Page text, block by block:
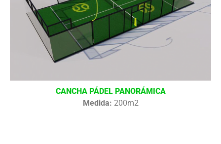
CANCHA PÁDEL PANORÁMICA
Medida: 200m2